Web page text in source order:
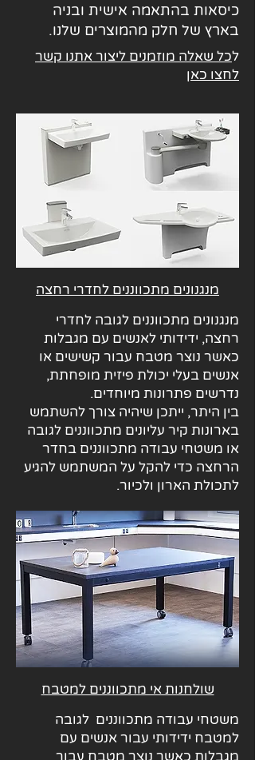
כיסאות בהתאמה אישית ובניה
בארץ של חלק מהמוצרים שלנו.
לכל שאלה מוזמנים ליצור אתנו קשר
לחצו כאן
מנגנונים מתכווננים לחדרי רחצה
מנגנונים מתכווננים לגובה לחדרי
רחצה, ידידותי לאנשים עם מגבלות
כאשר נוצר מטבח עבור קשישים או
אנשים בעלי יכולת פיזית מופחתת,
נדרשים פתרונות מיוחדים.
בין היתר, ייתכן שיהיה צורך להשתמש
בארונות קיר עליונים מתכווננים לגובה
או משטחי עבודה מתכווננים בחדר
הרחצה כדי להקל על המשתמש להגיע
לתכולת הארון ולכיור.
שולחנות אי מתכווננים למטבח
משטחי עבודה מתכווננים לגובה
למטבח ידידותי עבור אנשים עם
מגבלות כאשר נוצר מטבח עבור